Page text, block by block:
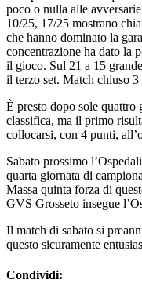
poco o nulla alle
10/25, 17/25 mostrano
che hanno dominato la
concentrazione ha dato la
il gioco. Sul 21 a 15
il terzo set. Match chiuso 3
È presto dopo sole quattro
classifica, ma il primo
collocarsi, con 4 punti,
Sabato prossimo
quarta giornata di
Massa quinta forza di
GVS Grosseto insegue
Il match di sabato si
questo sicuramente
Condividi: